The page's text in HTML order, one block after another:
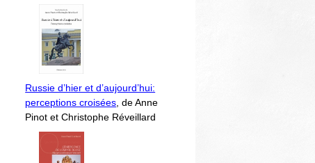
Russie d’hier et d’aujourd’hui:
perceptions croisées , de Anne
Pinot et Christophe Réveillard